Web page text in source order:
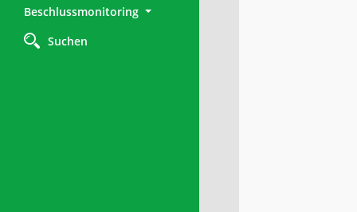
Beschlussmonitoring
Suchen